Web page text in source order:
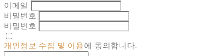
이메일
비밀번호
비밀번호
개인정보 수집 및 이용에 동의합니다.